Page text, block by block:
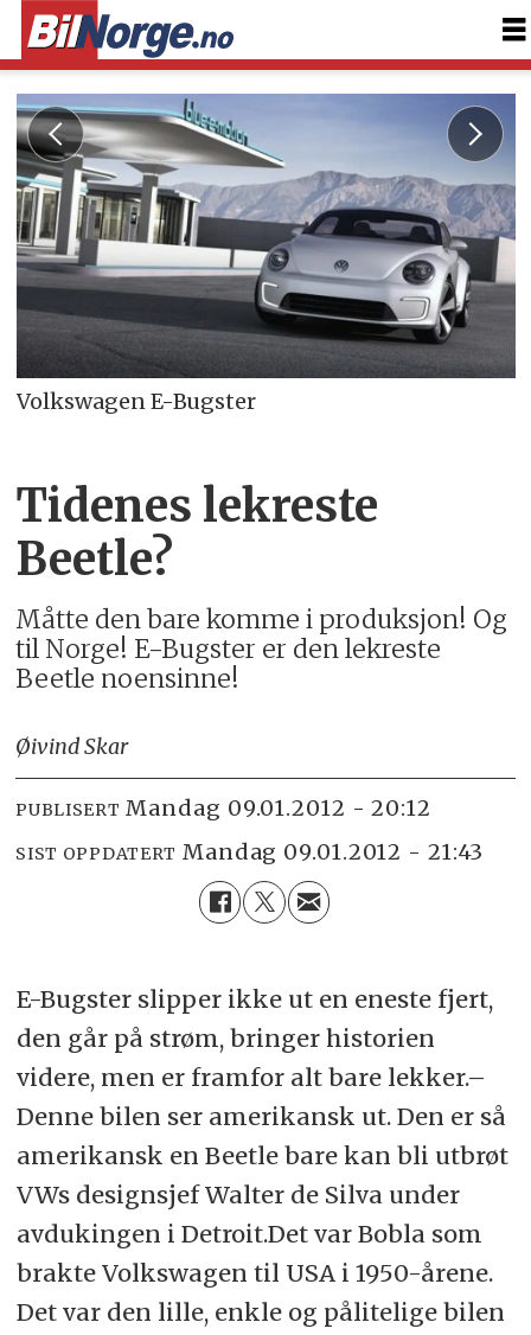
Volkswagen E-Bugster
Tidenes lekreste
Beetle?
Måtte den bare komme i produksjon! Og
til Norge! E-Bugster er den lekreste
Beetle noensinne!
Øivind Skar
PUBLISERT mandag 09.01.2012 - 20:12
SIST OPPDATERT mandag 09.01.2012 - 21:43
E-Bugster slipper ikke ut en eneste fjert,
den går på strøm, bringer historien
videre, men er framfor alt bare lekker.–
Denne bilen ser amerikansk ut. Den er så
amerikansk en Beetle bare kan bli utbrøt
VWs designsjef Walter de Silva under
avdukingen i Detroit.Det var Bobla som
brakte Volkswagen til USA i 1950-årene.
Det var den lille, enkle og pålitelige bilen